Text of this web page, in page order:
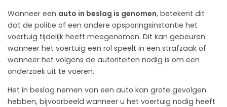
Wanneer een auto in beslag is genomen, betekent dit
dat de politie of een andere opsporingsinstantie het
voertuig tijdelijk heeft meegenomen. Dit kan gebeuren
wanneer het voertuig een rol speelt in een strafzaak of
wanneer het volgens de autoriteiten nodig is om een
onderzoek uit te voeren.
Het in beslag nemen van een auto kan grote gevolgen
hebben, bijvoorbeeld wanneer u het voertuig nodig heeft